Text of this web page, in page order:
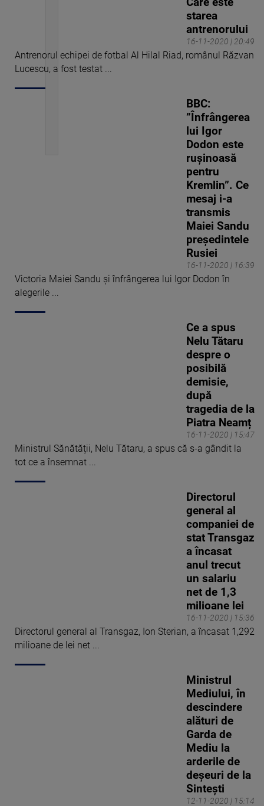
16-11-2020 | 20:49
starea
antrenorului
Antrenorul echipei de fotbal Al Hilal Riad, românul Răzvan
Lucescu, a fost testat ...
16-11-2020 | 16:39
BBC:
”Înfrângerea
lui Igor
Dodon este
rușinoasă
pentru
Kremlin”. Ce
mesaj i-a
transmis
Maiei Sandu
președintele
Rusiei
Victoria Maiei Sandu și înfrângerea lui Igor Dodon în
alegerile ...
16-11-2020 | 15:47
Ce a spus
Nelu Tătaru
despre o
posibilă
demisie,
după
tragedia de la
Piatra Neamț
Ministrul Sănătății, Nelu Tătaru, a spus că s-a gândit la
tot ce a însemnat ...
16-11-2020 | 15:36
Directorul
general al
companiei de
stat Transgaz
a încasat
anul trecut
un salariu
net de 1,3
milioane lei
Directorul general al Transgaz, Ion Sterian, a încasat 1,292
milioane de lei net ...
12-11-2020 | 15:14
Ministrul
Mediului, în
descindere
alături de
Garda de
Mediu la
arderile de
deșeuri de la
Sintești